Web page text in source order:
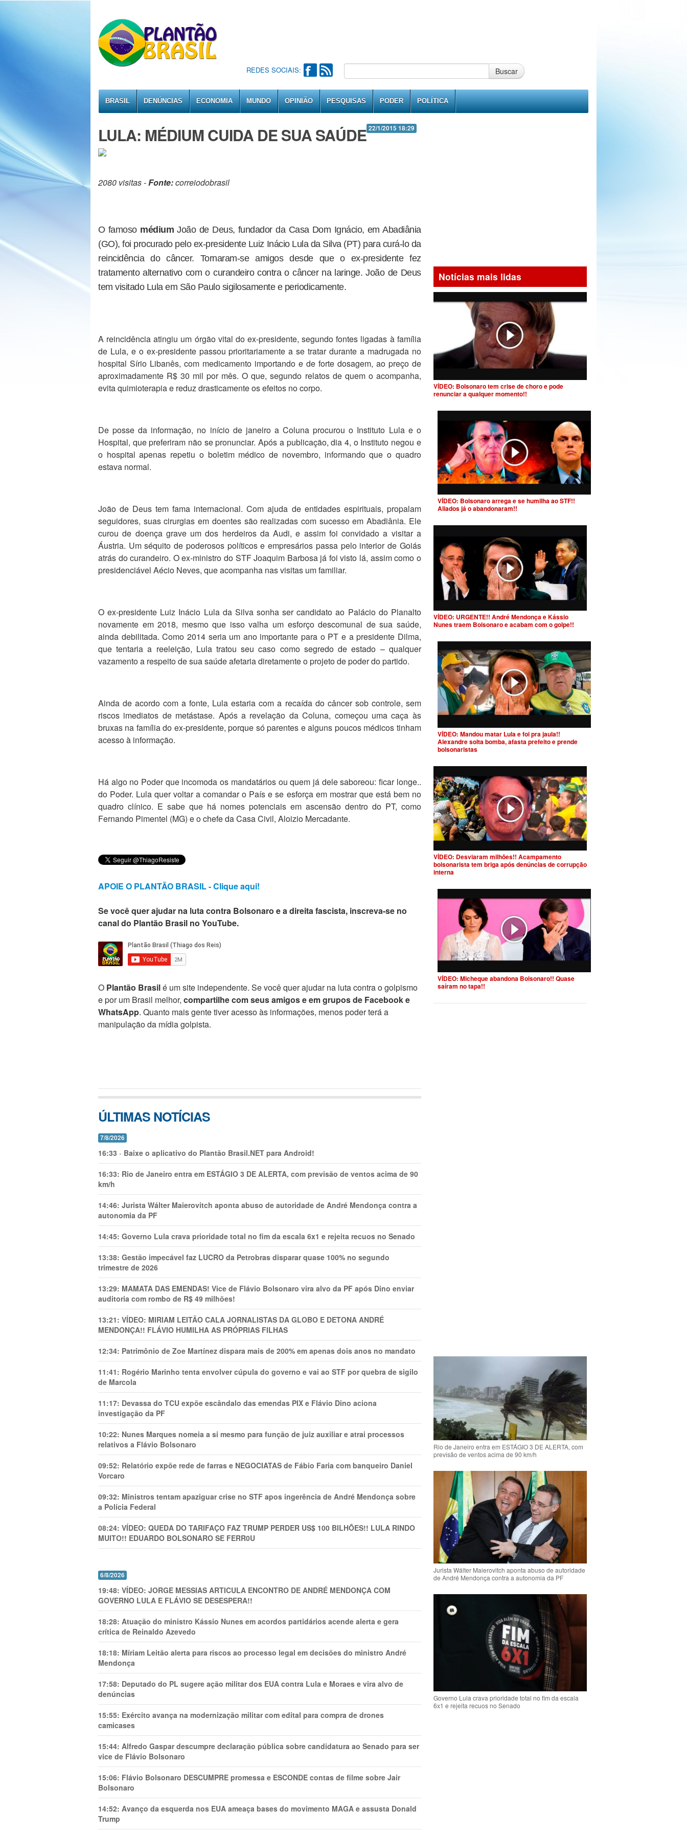
REDES SOCIAIS: Buscar
BRASIL DENÚNCIAS ECONOMIA MUNDO OPINIÃO PESQUISAS PODER POLÍTICA
22/1/2015 18:29
LULA: MÉDIUM CUIDA DE SUA SAÚDE
2080 visitas -Fonte:correiodobrasil
O famoso médium João de Deus, fundador da Casa Dom Ignácio, em Abadiânia
(GO), foi procurado pelo ex-presidente Luiz Inácio Lula da Silva (PT) para curá-lo da
reincidência do câncer. Tornaram-se amigos desde que o ex-presidente fez
tratamento alternativo com o curandeiro contra o câncer na laringe. João de Deus
tem visitado Lula em São Paulo sigilosamente e periodicamente.
A reincidência atingiu um órgão vital do ex-presidente, segundo fontes ligadas à família
de Lula, e o ex-presidente passou prioritariamente a se tratar durante a madrugada no
hospital Sírio Libanês, com medicamento importando e de forte dosagem, ao preço de
aproximadamente R$ 30 mil por mês. O que, segundo relatos de quem o acompanha,
evita quimioterapia e reduz drasticamente os efeitos no corpo.
De posse da informação, no início de janeiro a Coluna procurou o Instituto Lula e o
Hospital, que preferiram não se pronunciar. Após a publicação, dia 4, o Instituto negou e
o hospital apenas repetiu o boletim médico de novembro, informando que o quadro
estava normal.
João de Deus tem fama internacional. Com ajuda de entidades espirituais, propalam
seguidores, suas cirurgias em doentes são realizadas com sucesso em Abadiânia. Ele
curou de doença grave um dos herdeiros da Audi, e assim foi convidado a visitar a
Áustria. Um séquito de poderosos políticos e empresários passa pelo interior de Goiás
atrás do curandeiro. O ex-ministro do STF Joaquim Barbosa já foi visto lá, assim como o
presidenciável Aécio Neves, que acompanha nas visitas um familiar.
O ex-presidente Luiz Inácio Lula da Silva sonha ser candidato ao Palácio do Planalto
novamente em 2018, mesmo que isso valha um esforço descomunal de sua saúde,
ainda debilitada. Como 2014 seria um ano importante para o PT e a presidente Dilma,
que tentaria a reeleição, Lula tratou seu caso como segredo de estado – qualquer
vazamento a respeito de sua saúde afetaria diretamente o projeto de poder do partido.
Ainda de acordo com a fonte, Lula estaria com a recaída do câncer sob controle, sem
riscos imediatos de metástase. Após a revelação da Coluna, começou uma caça às
bruxas na família do ex-presidente, porque só parentes e alguns poucos médicos tinham
acesso à informação.
Há algo no Poder que incomoda os mandatários ou quem já dele saboreou: ficar longe..
do Poder. Lula quer voltar a comandar o País e se esforça em mostrar que está bem no
quadro clínico. E sabe que há nomes potenciais em ascensão dentro do PT, como
Fernando Pimentel (MG) e o chefe da Casa Civil, Aloizio Mercadante.
APOIE O PLANTÃO BRASIL - Clique aqui!
Se você quer ajudar na luta contra Bolsonaro e a direita fascista, inscreva-se no
canal do Plantão Brasil no YouTube.
O Plantão Brasilé um site independente. Se você quer ajudar na luta contra o golpismo
e por um Brasil melhor, compartilhe com seus amigos e em grupos de Facebook e
WhatsApp. Quanto mais gente tiver acesso às informações, menos poder terá a
manipulação da mídia golpista.
ÚLTIMAS NOTÍCIAS
7/8/2026
16:33 - Baixe o aplicativo do Plantão Brasil.NET para Android!
16:33: Rio de Janeiro entra em ESTÁGIO 3 DE ALERTA, com previsão de ventos acima de 90
km/h
14:46: Jurista Wálter Maierovitch aponta abuso de autoridade de André Mendonça contra a
autonomia da PF
14:45: Governo Lula crava prioridade total no fim da escala 6x1 e rejeita recuos no Senado
13:38: Gestão impecável faz LUCRO da Petrobras disparar quase 100% no segundo
trimestre de 2026
13:29: MAMATA DAS EMENDAS! Vice de Flávio Bolsonaro vira alvo da PF após Dino enviar
auditoria com rombo de R$ 49 milhões!
13:21: VÍDEO: MIRIAM LEITÃO CALA JORNALISTAS DA GLOBO E DETONA ANDRÉ
MENDONÇA!! FLÁVIO HUMILHA AS PRÓPRIAS FILHAS
12:34: Patrimônio de Zoe Martínez dispara mais de 200% em apenas dois anos no mandato
11:41: Rogério Marinho tenta envolver cúpula do governo e vai ao STF por quebra de sigilo
de Marcola
11:17: Devassa do TCU expõe escândalo das emendas PIX e Flávio Dino aciona
investigação da PF
10:22: Nunes Marques nomeia a si mesmo para função de juiz auxiliar e atrai processos
relativos a Flávio Bolsonaro
09:52: Relatório expõe rede de farras e NEGOCIATAS de Fábio Faria com banqueiro Daniel
Vorcaro
09:32: Ministros tentam apaziguar crise no STF apos ingerência de André Mendonça sobre
a Polícia Federal
08:24: VÍDEO: QUEDA DO TARIFAÇO FAZ TRUMP PERDER US$ 100 BILHÕES!! LULA RINDO
MUITO!! EDUARDO BOLSONARO SE FERR0U
6/8/2026
19:48: VÍDEO: JORGE MESSIAS ARTICULA ENCONTRO DE ANDRÉ MENDONÇA COM
GOVERNO LULA E FLÁVIO SE DESESPERA!!
18:28: Atuação do ministro Kássio Nunes em acordos partidários acende alerta e gera
crítica de Reinaldo Azevedo
18:18: Míriam Leitão alerta para riscos ao processo legal em decisões do ministro André
Mendonça
17:58: Deputado do PL sugere ação militar dos EUA contra Lula e Moraes e vira alvo de
denúncias
15:55: Exército avança na modernização militar com edital para compra de drones
camicases
15:44: Alfredo Gaspar descumpre declaração pública sobre candidatura ao Senado para ser
vice de Flávio Bolsonaro
15:06: Flávio Bolsonaro DESCUMPRE promessa e ESCONDE contas de filme sobre Jair
Bolsonaro
14:52: Avanço da esquerda nos EUA ameaça bases do movimento MAGA e assusta Donald
Trump
Notícias mais lidas
VÍDEO: Bolsonaro tem crise de choro e pode
renunciar a qualquer momento!!
VÍDEO: Bolsonaro arrega e se humilha ao STF!!
Aliados já o abandonaram!!
VÍDEO: URGENTE!! André Mendonça e Kássio
Nunes traem Bolsonaro e acabam com o golpe!!
VÍDEO: Mandou matar Lula e foi pra jaula!!
Alexandre solta bomba, afasta prefeito e prende
bolsonaristas
VÍDEO: Desviaram milhões!! Acampamento
bolsonarista tem briga após denúncias de corrupção
interna
VÍDEO: Micheque abandona Bolsonaro!! Quase
saíram no tapa!!
Rio de Janeiro entra em ESTÁGIO 3 DE ALERTA, com
previsão de ventos acima de 90 km/h
Jurista Wálter Maierovitch aponta abuso de autoridade
de André Mendonça contra a autonomia da PF
Governo Lula crava prioridade total no fim da escala
6x1 e rejeita recuos no Senado